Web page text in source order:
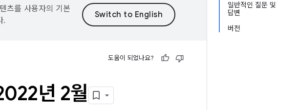
일반적인 질문 및
답변
버전
츠를 사용자의 기본
.
도움이 되었나요?
년 2월